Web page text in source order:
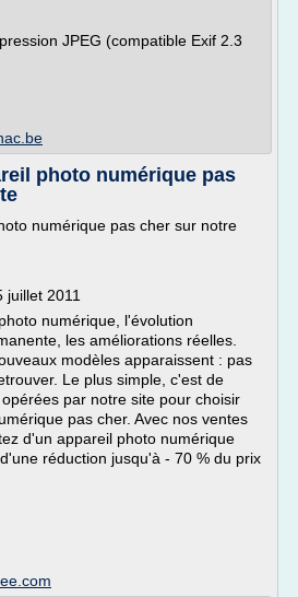
JPEG (compatible Exif 2.3
photo numérique pas
numérique pas cher sur notre
juillet 2011
numérique, l'évolution
les améliorations réelles.
modèles apparaissent : pas
Le plus simple, c'est de
par notre site pour choisir
pas cher. Avec nos ventes
d'un appareil photo numérique
réduction jusqu'à - 70 % du prix